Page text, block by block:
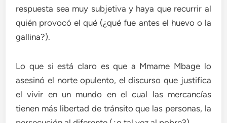
respuesta sea muy subjetiva y haya que recurrir al
quién provocó el qué (¿qué fue antes el huevo o la
gallina?).
Lo que si está claro es que a Mmame Mbage lo
asesinó el norte opulento, el discurso que justifica
el vivir en un mundo en el cual las mercancías
tienen más libertad de tránsito que las personas, la